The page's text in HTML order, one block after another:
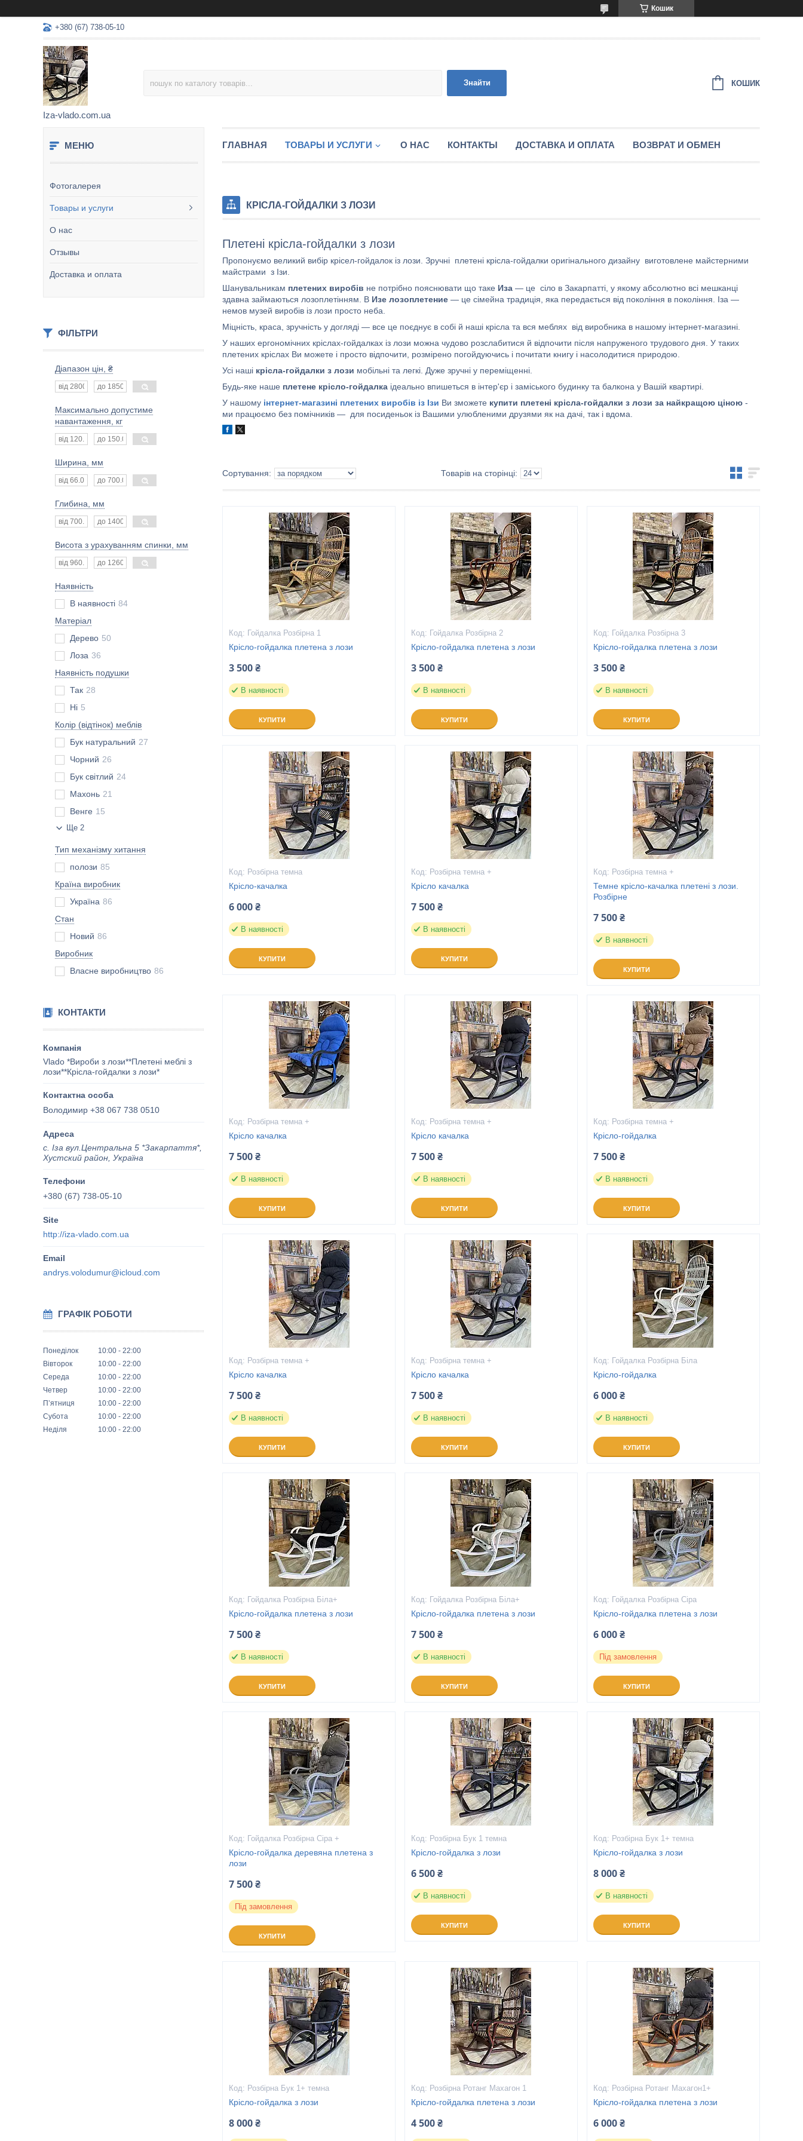
Кошик
+380 (67) 738-05-10
Iza-vlado.com.ua
Знайти КОШИК
Фотогалерея
Товары и услуги
О нас
Отзывы
Доставка и оплата
ФІЛЬТРИ
Діапазон цін, ₴
Максимально допустиме
навантаження, кг
Ширина, мм
Глибина, мм
Висота з урахуванням спинки, мм
Наявність
В наявності 84
Матеріал
Дерево 50
Лоза 36
Наявність подушки
Так 28
Ні 5
Колір (відтінок) меблів
Бук натуральний 27
Чорний 26
Бук світлий 24
Махонь 21
Венге 15
Ще 2
Тип механізму хитання
полози 85
Країна виробник
Україна 86
Стан
Новий 86
Виробник
Власне виробництво 86
КОНТАКТИ
Vlado *Вироби з лози**Плетені меблі з
лози**Крісла-гойдалки з лози*
Володимир +38 067 738 0510
с. Іза вул.Центральна 5 *Закарпаття*,
Хустский район, Україна
+380 (67) 738-05-10
http://iza-vlado.com.ua
andrys.volodumur@icloud.com
ГРАФІК РОБОТИ
Понеділок 10:00
22:00
Вівторок
10:00
22:00
Середа
10:00
22:00
Четвер
10:00
22:00
Пʼятниця
10:00
22:00
Субота
10:00
22:00
Неділя
10:00 22:00
ГЛАВНАЯ ТОВАРЫ И УСЛУГИ О НАС КОНТАКТЫ ДОСТАВКА И ОПЛАТА ВОЗВРАТ И ОБМЕН
КРІСЛА-ГОЙДАЛКИ З ЛОЗИ
Плетені крісла-гойдалки з лози
Пропонуємо великий вибір крісел-гойдалок із лози. Зручні плетені крісла-гойдалки оригінального дизайну виготовлене майстерними
майстрами з Ізи.
Шанувальникам плетених виробів не потрібно пояснювати що таке Иза — це сіло в Закарпатті, у якому абсолютно всі мешканці
здавна займаються лозоплетінням. В Изе лозоплетение — це сімейна традиція, яка передається від покоління в покоління. Іза —
немов музей виробів із лози просто неба.
Міцність, краса, зручність у догляді — все це поєднує в собі й наші крісла та вся меблях від виробника в нашому інтернет-магазині.
У наших ергономічних кріслах-гойдалках із лози можна чудово розслабитися й відпочити після напруженого трудового дня. У таких
плетених кріслах Ви можете і просто відпочити, розмірено погойдуючись і почитати книгу і насолодитися природою.
Усі наші крісла-гойдалки з лози мобільні та легкі. Дуже зручні у переміщенні.
Будь-яке наше плетене крісло-гойдалка ідеально впишеться в інтер'єр і заміського будинку та балкона у Вашій квартирі.
У нашому інтернет-магазині плетених виробів із Ізи Ви зможете купити плетені крісла-гойдалки з лози за найкращою ціною -
ми працюємо без помічників — для посиденьок із Вашими улюбленими друзями як на дачі, так і вдома.
Гойдалка Розбірна 1
Крісло-гойдалка плетена з лози
3 500 ₴
В наявності
КУПИТИ
Гойдалка Розбірна 2
Крісло-гойдалка плетена з лози
3 500 ₴
В наявності
КУПИТИ
Гойдалка Розбірна 3
Крісло-гойдалка плетена з лози
3 500 ₴
В наявності
КУПИТИ
Розбірна темна
Крісло-качалка
6 000 ₴
В наявності
КУПИТИ
Розбірна темна +
Крісло качалка
7 500 ₴
В наявності
КУПИТИ
Розбірна темна +
Темне крісло-качалка плетені з лози.
Розбірне
7 500 ₴
В наявності
КУПИТИ
Розбірна темна +
Крісло качалка
7 500 ₴
В наявності
КУПИТИ
Розбірна темна +
Крісло качалка
7 500 ₴
В наявності
КУПИТИ
Розбірна темна +
Крісло-гойдалка
7 500 ₴
В наявності
КУПИТИ
Розбірна темна +
Крісло качалка
7 500 ₴
В наявності
КУПИТИ
Розбірна темна +
Крісло качалка
7 500 ₴
В наявності
КУПИТИ
Гойдалка Розбірна Біла
Крісло-гойдалка
6 000 ₴
В наявності
КУПИТИ
Гойдалка Розбірна Біла+
Крісло-гойдалка плетена з лози
7 500 ₴
В наявності
КУПИТИ
Гойдалка Розбірна Біла+
Крісло-гойдалка плетена з лози
7 500 ₴
В наявності
КУПИТИ
Гойдалка Розбірна Сіра
Крісло-гойдалка плетена з лози
6 000 ₴
Під замовлення
КУПИТИ
Гойдалка Розбірна Сіра +
Крісло-гойдалка деревяна плетена з
лози
7 500 ₴
Під замовлення
КУПИТИ
Розбірна Бук 1 темна
Крісло-гойдалка з лози
6 500 ₴
В наявності
КУПИТИ
Розбірна Бук 1+ темна
Крісло-гойдалка з лози
8 000 ₴
В наявності
КУПИТИ
Розбірна Бук 1+ темна
Крісло-гойдалка з лози
8 000 ₴
Розбірна Ротанг Махагон 1
Крісло-гойдалка плетена з лози
4 500 ₴
Розбірна Ротанг Махагон1+
Крісло-гойдалка плетена з лози
6 000 ₴